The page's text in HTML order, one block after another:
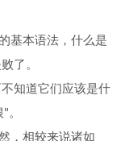
基本语法，什么是
了。
知道它们应该是什
，相较来说诸如